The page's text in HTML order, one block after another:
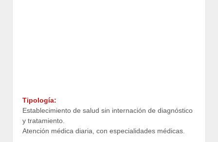
Tipología:
Establecimiento de salud sin internación de diagnóstico
y tratamiento.
Atención médica diaria, con especialidades médicas.